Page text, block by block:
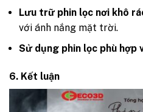
Lưu trữ phin lọc nơi khô
với ánh nắng mặt trời.
Sử dụng phin lọc phù hợp
6. Kết luận